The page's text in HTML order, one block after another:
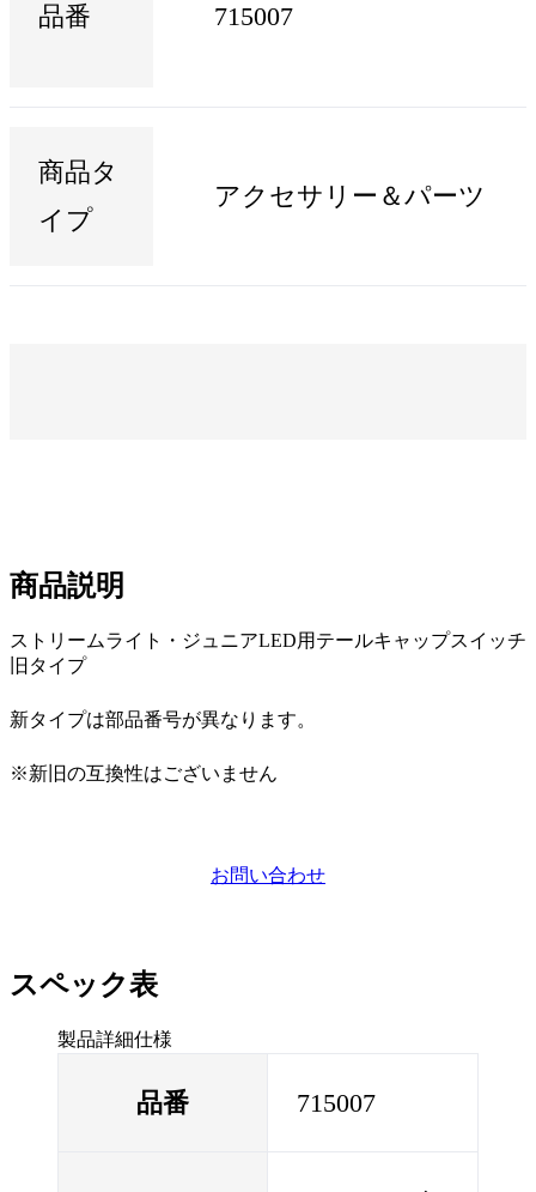
品番 715007
商品タ
イプ
アクセサリー＆パーツ
商品説明
ストリームライト・ジュニアLED用テールキャップスイッチ
旧タイプ
新タイプは部品番号が異なります。
※新旧の互換性はございません
お問い合わせ
スペック表
製品詳細仕様
品番 715007